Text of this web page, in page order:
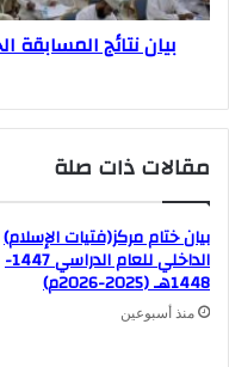
بيان نتائج
مقالات ذات صلة
بيان ختام مركز(فتيات الإسلام)
الداخلي للعام الدراسي 1447-
1448هـ (2025-2026م)
منذ أسبوعين